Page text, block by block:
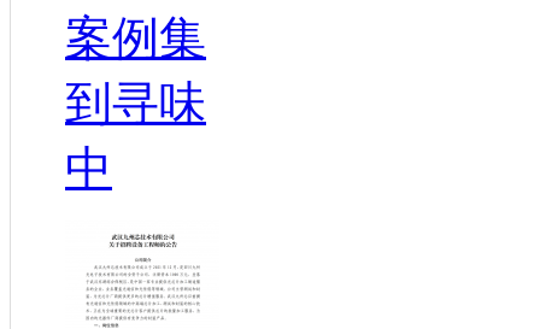
案例集
到寻味
中